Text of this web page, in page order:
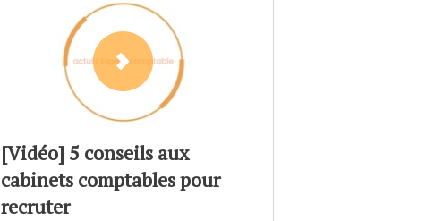
[Vidéo] 5 conseils aux
cabinets comptables pour
recruter